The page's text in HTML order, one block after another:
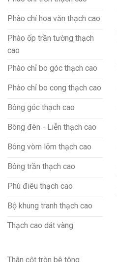
Phào chỉ hoa văn thạch cao
Phào ốp trần tường thạch
cao
Phào chỉ bo góc thạch cao
Phào chỉ bo cong thạch cao
Bông góc thạch cao
Bông đèn - Liễn thạch cao
Bông vòm lõm thạch cao
Bông trần thạch cao
Phù điêu thạch cao
Bộ khung tranh thạch cao
Thạch cao dát vàng
Thân cột tròn bê tông